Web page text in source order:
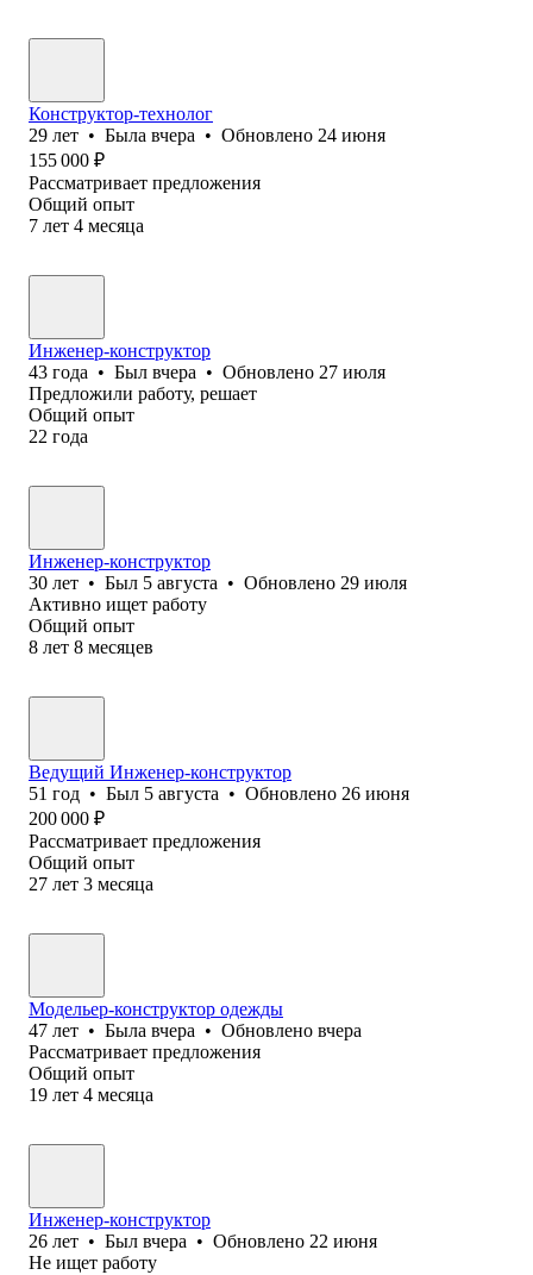
Конструктор-технолог
29 лет • Была вчера • Обновлено 24 июня
155 000 ₽
Рассматривает предложения
Общий опыт
7 лет 4 месяца
Инженер-конструктор
43 года • Был вчера • Обновлено 27 июля
Предложили работу, решает
Общий опыт
22 года
Инженер-конструктор
30 лет • Был 5 августа • Обновлено 29 июля
Активно ищет работу
Общий опыт
8 лет 8 месяцев
Ведущий Инженер-конструктор
51 год • Был 5 августа • Обновлено 26 июня
200 000 ₽
Рассматривает предложения
Общий опыт
27 лет 3 месяца
Модельер-конструктор одежды
47 лет • Была вчера • Обновлено вчера
Рассматривает предложения
Общий опыт
19 лет 4 месяца
Инженер-конструктор
26 лет • Был вчера • Обновлено 22 июня
Не ищет работу